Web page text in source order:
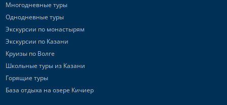
Многодневные туры
Однодневные туры
Экскурсии по монастырям
Экскурсии по Казани
Круизы по Волге
Школьные туры из Казани
Горящие туры
База отдыха на озере Кичиер